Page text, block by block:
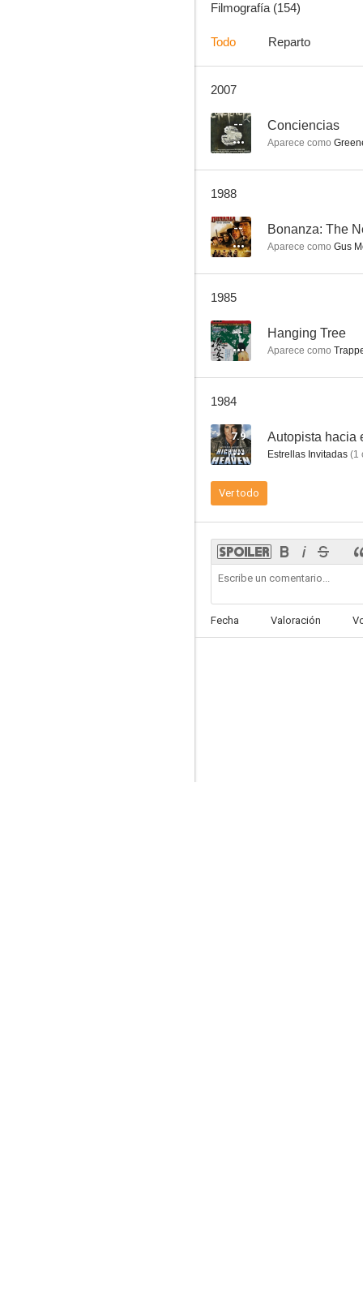
8.4
Filmografía (154)
Todo Reparto
2007
-- Conciencias
Aparece como
1988
-- Bonanza: The
Aparece como Gus
1985
-- Hanging Tree
Aparece como
1984
7.9 Autopista hacia
Estrellas Invitadas (1
Ver todo
Fecha Valoración